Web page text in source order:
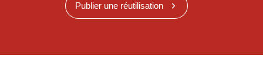
Publier une réutilisation